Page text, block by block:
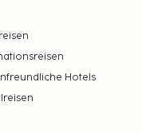
Hotels